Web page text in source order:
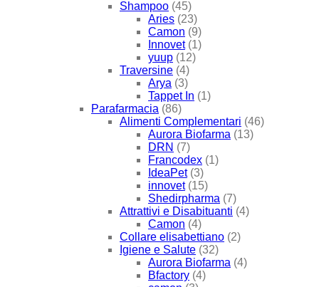
Shampoo (45)
Aries (23)
Camon (9)
Innovet (1)
yuup (12)
Traversine (4)
Arya (3)
Tappet In (1)
Parafarmacia (86)
Alimenti Complementari (46)
Aurora Biofarma (13)
DRN (7)
Francodex (1)
IdeaPet (3)
innovet (15)
Shedirpharma (7)
Attrattivi e Disabituanti (4)
Camon (4)
Collare elisabettiano (2)
Igiene e Salute (32)
Aurora Biofarma (4)
Bfactory (4)